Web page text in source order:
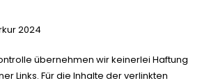
2024
übernehmen wir keinerlei Haftung
Links. Für die Inhalte der verlinkten